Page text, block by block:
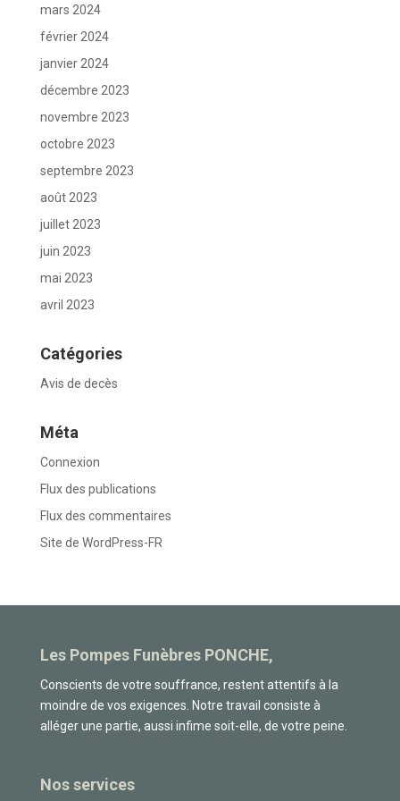
mars 2024
février 2024
janvier 2024
décembre 2023
novembre 2023
octobre 2023
septembre 2023
août 2023
juillet 2023
juin 2023
mai 2023
avril 2023
Catégories
Avis de decès
Méta
Connexion
Flux des publications
Flux des commentaires
Site de WordPress-FR
Les Pompes Funèbres PONCHE,
Conscients de votre souffrance, restent attentifs à la
moindre de vos exigences. Notre travail consiste à
alléger une partie, aussi infime soit-elle, de votre peine.
Nos services